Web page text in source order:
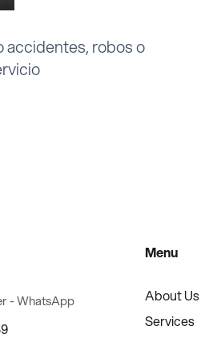
accidentes, robos o
- WhatsApp
Menu
About Us
Services